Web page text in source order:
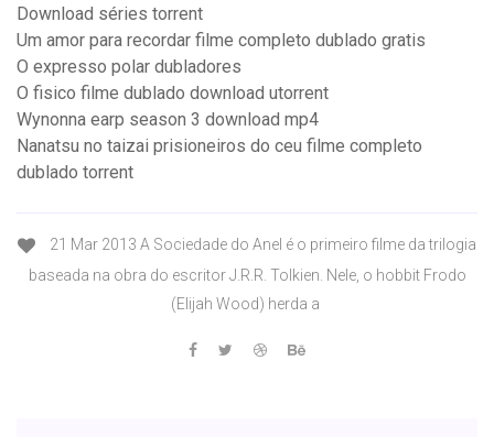
Download séries torrent
Um amor para recordar filme completo dublado gratis
O expresso polar dubladores
O fisico filme dublado download utorrent
Wynonna earp season 3 download mp4
Nanatsu no taizai prisioneiros do ceu filme completo
dublado torrent
21 Mar 2013 A Sociedade do Anel é o primeiro filme da trilogia
baseada na obra do escritor J.R.R. Tolkien. Nele, o hobbit Frodo
(Elijah Wood) herda a